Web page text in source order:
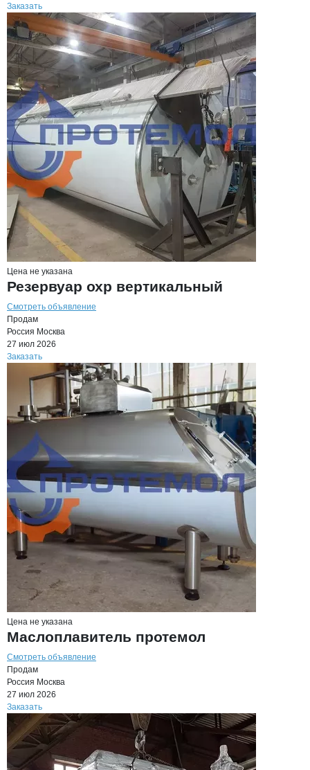
Заказать
Цена не указана
Резервуар охр вертикальный
Смотреть объявление
Продам
Россия Москва
27 июл 2026
Заказать
Цена не указана
Маслоплавитель протемол
Смотреть объявление
Продам
Россия Москва
27 июл 2026
Заказать